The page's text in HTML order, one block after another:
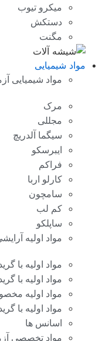
میکرو تیوب
دستکش
مگنت
مواد شیمیایی
مواد شیمیایی
مرک
مجللی
سیگما آلدریچ
ایبرسکو
فراکم
کارلو اربا
سامچون
کم لب
ساپلکو
مواد اولیه
مواد اولیه با
مواد اولیه با
مواد اولیه
مواد اولیه با
اسانس ها
مواد تخصصی